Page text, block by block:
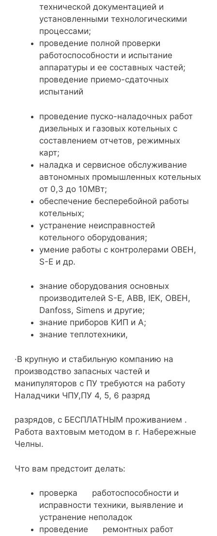
технической документацией и
установленными технологическими
процессами;
проведение полной проверки
работоспособности и испытание
аппаратуры и ее составных частей;
проведение приемо-сдаточных
испытаний
проведение пуско-наладочных работ
дизельных и газовых котельных с
составлением отчетов, режимных
карт;
наладка и сервисное обслуживание
автономных промышленных котельных
от 0,3 до 10МВт;
обеспечение бесперебойной работы
котельных;
устранение неисправностей
котельного оборудования;
умение работы с контролерами ОВЕН,
S-Е и др.
знание оборудования основных
производителей S-E, АВВ, IEK, ОВЕН,
Danfoss, Simens и другие;
знание приборов КИП и А;
знание теплотехники,
·В крупную и стабильную компанию на
производство запасных частей и
манипуляторов с ПУ требуются на работу
Наладчики ЧПУ,ПУ 4, 5, 6 разряд
разрядов, с БЕСПЛАТНЫМ проживанием .
Работа вахтовым методом в г. Набережные
Челны.
Что вам предстоит делать:
проверка работоспособности и
исправности техники, выявление и
устранение неполадок
проведение ремонтных работ